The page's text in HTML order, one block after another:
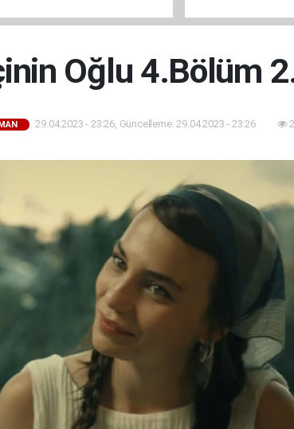
Oğlu 4.Bölüm
29.04.2023 - 23:26, Güncelleme: 29.04.2023 - 23:26